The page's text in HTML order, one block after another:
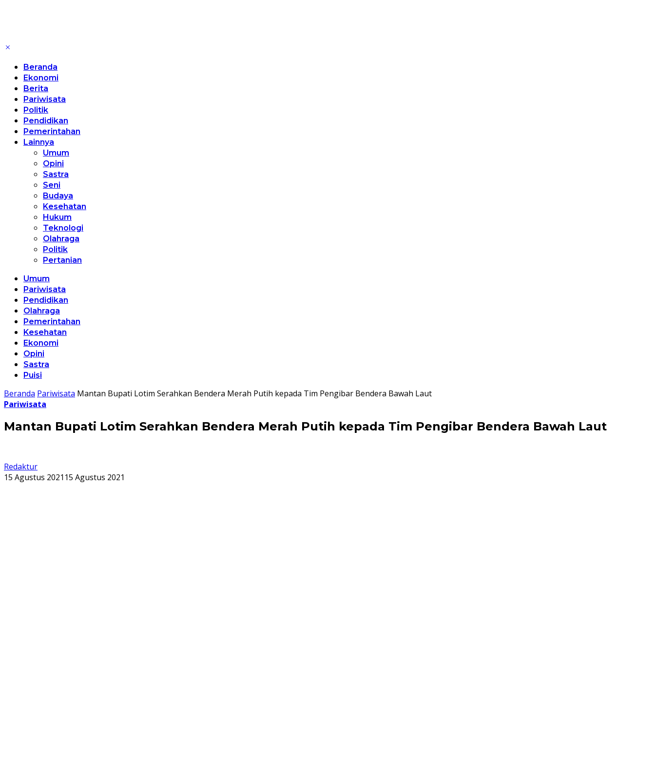
Beranda
Ekonomi
Berita
Pariwisata
Politik
Pendidikan
Pemerintahan
Lainnya
Umum
Opini
Sastra
Seni
Budaya
Kesehatan
Hukum
Teknologi
Olahraga
Politik
Pertanian
Umum
Pariwisata
Pendidikan
Olahraga
Pemerintahan
Kesehatan
Ekonomi
Opini
Sastra
Puisi
Beranda Pariwisata Mantan Bupati Lotim Serahkan Bendera Merah Putih kepada Tim Pengibar Bendera Bawah Laut
Pariwisata
Mantan Bupati Lotim Serahkan Bendera Merah Putih kepada Tim Pengibar Bendera Bawah Laut
Redaktur
15 Agustus 2021 15 Agustus 2021